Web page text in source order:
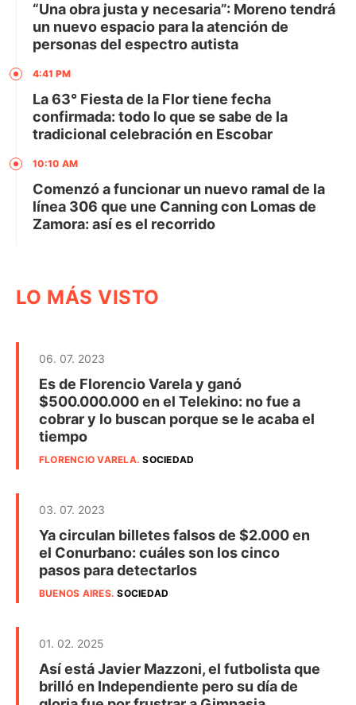
“Una obra justa y necesaria”: Moreno tendrá
un nuevo espacio para la atención de
personas del espectro autista
4:41 PM
La 63° Fiesta de la Flor tiene fecha
confirmada: todo lo que se sabe de la
tradicional celebración en Escobar
10:10 AM
Comenzó a funcionar un nuevo ramal de la
línea 306 que une Canning con Lomas de
Zamora: así es el recorrido
LO MÁS VISTO
06. 07. 2023
Es de Florencio Varela y ganó
$500.000.000 en el Telekino: no fue a
cobrar y lo buscan porque se le acaba el
tiempo
FLORENCIO VARELA.SOCIEDAD
03. 07. 2023
Ya circulan billetes falsos de $2.000 en
el Conurbano: cuáles son los cinco
pasos para detectarlos
BUENOS AIRES.SOCIEDAD
01. 02. 2025
Así está Javier Mazzoni, el futbolista que
brilló en Independiente pero su día de